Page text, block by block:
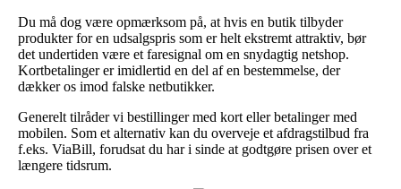
Du må dog være opmærksom på, at hvis en butik tilbyder
produkter for en udsalgspris som er helt ekstremt attraktiv, bør
det undertiden være et faresignal om en snydagtig netshop.
Kortbetalinger er imidlertid en del af en bestemmelse, der
dækker os imod falske netbutikker.
Generelt tilråder vi bestillinger med kort eller betalinger med
mobilen. Som et alternativ kan du overveje et afdragstilbud fra
f.eks. ViaBill, forudsat du har i sinde at godtgøre prisen over et
længere tidsrum.